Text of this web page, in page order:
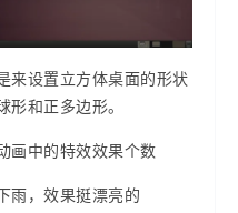
来设置立方体桌面的形状
和正多边形。
画中的特效效果个数
雨，效果挺漂亮的